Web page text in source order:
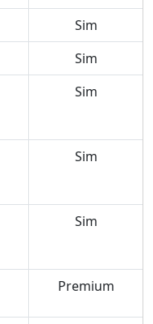
Sim
Sim
Sim
Sim
Sim
Premium